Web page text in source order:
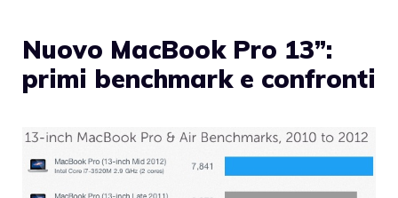
Nuovo MacBook Pro 13”:
primi benchmark e confronti